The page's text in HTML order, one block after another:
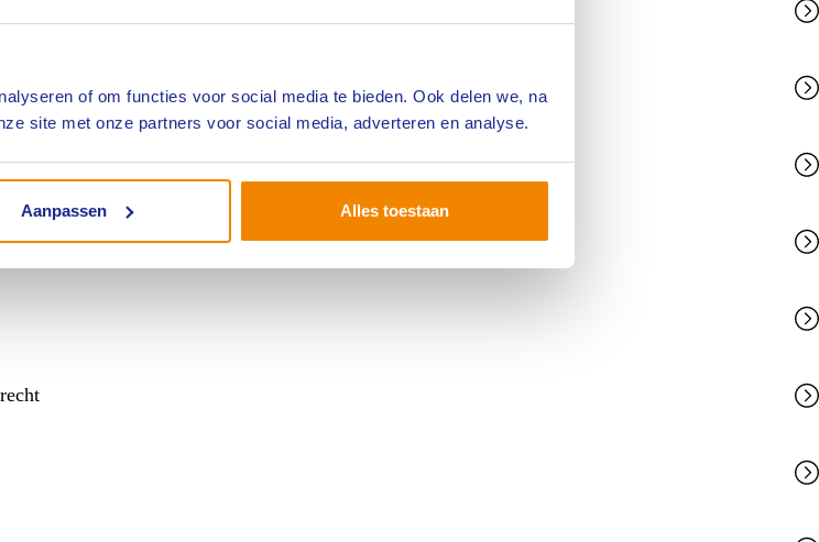
of om functies voor social media te bieden. Ook delen we, na
site met onze partners voor social media, adverteren en analyse.
Aanpassen Alles toestaan
volstaat een simpel “sorry” niet.